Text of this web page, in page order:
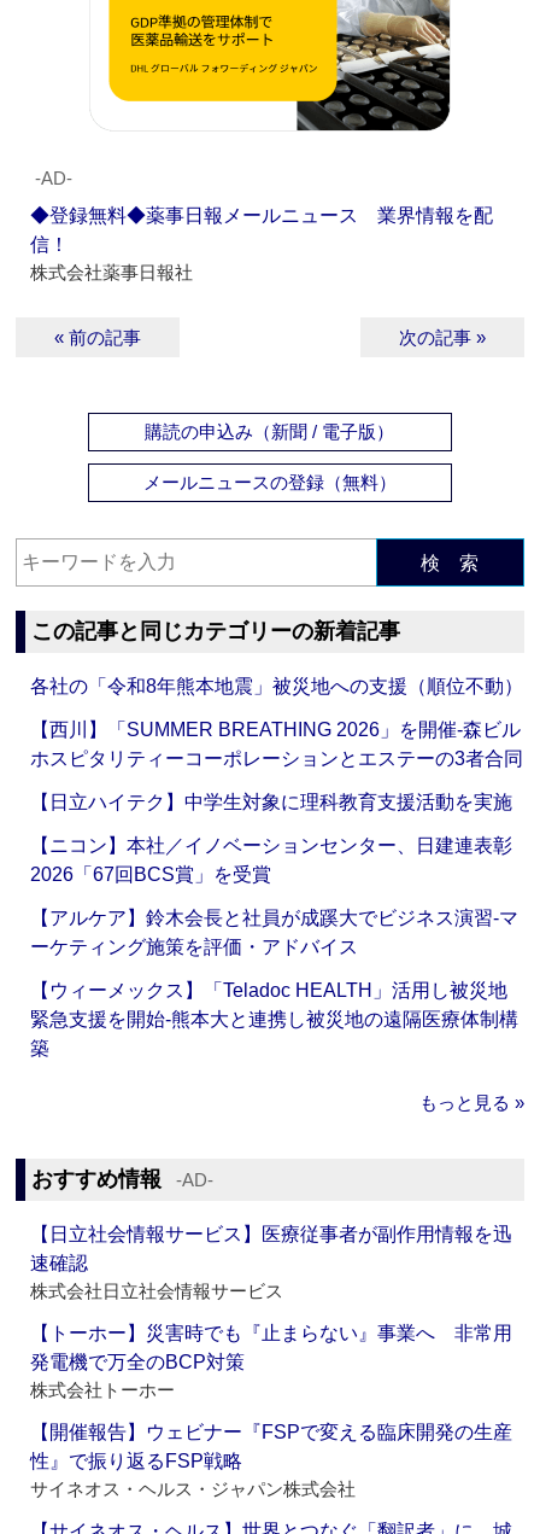
‐AD‐
◆登録無料◆薬事日報メールニュース 業界情報を配
信！
株式会社薬事日報社
« 前の記事 次の記事 »
購読の申込み（新聞 / 電子版）
メールニュースの登録（無料）
検 索
この記事と同じカテゴリーの新着記事
各社の「令和8年熊本地震」被災地への支援（順位不動）
【西川】「SUMMER BREATHING 2026」を開催‐森ビル
ホスピタリティーコーポレーションとエステーの3者合同
【日立ハイテク】中学生対象に理科教育支援活動を実施
【ニコン】本社／イノベーションセンター、日建連表彰
2026「67回BCS賞」を受賞
【アルケア】鈴木会長と社員が成蹊大でビジネス演習‐マ
ーケティング施策を評価・アドバイス
【ウィーメックス】「Teladoc HEALTH」活用し被災地
緊急支援を開始‐熊本大と連携し被災地の遠隔医療体制構
築
もっと見る »
おすすめ情報 ‐AD‐
【日立社会情報サービス】医療従事者が副作用情報を迅
速確認
株式会社日立社会情報サービス
【トーホー】災害時でも『止まらない』事業へ 非常用
発電機で万全のBCP対策
株式会社トーホー
【開催報告】ウェビナー『FSPで変える臨床開発の生産
性』で振り返るFSP戦略
サイネオス・ヘルス・ジャパン株式会社